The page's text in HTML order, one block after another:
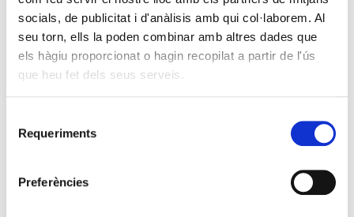
socials, de publicitat i d'anàlisis amb qui col·laborem. Al
seu torn, ells la poden combinar amb altres dades que
els hàgiu proporcionat o hagin recopilat a partir de l'ús
que heu fet dels seus serveis.
Requeriments
Preferències